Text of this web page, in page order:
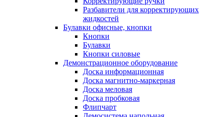
Разбавители для корректирующих
жидкостей
Булавки офисные, кнопки
Кнопки
Булавки
Кнопки силовые
Демонстрационное оборудование
Доска информационная
Доска магнитно-маркерная
Доска меловая
Доска пробковая
Флипчарт